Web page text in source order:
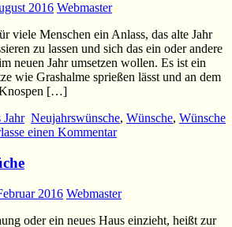
2016 Webmaster
viele Menschen ein Anlass, das alte Jahr
zu lassen und sich das ein oder andere
neuen Jahr umsetzen wollen. Es ist ein
wie Grashalme sprießen lässt und an dem
Knospen […]
Jahr Neujahrswünsche, Wünsche, Wünsche
einen Kommentar
2016 Webmaster
oder ein neues Haus einzieht, heißt zur